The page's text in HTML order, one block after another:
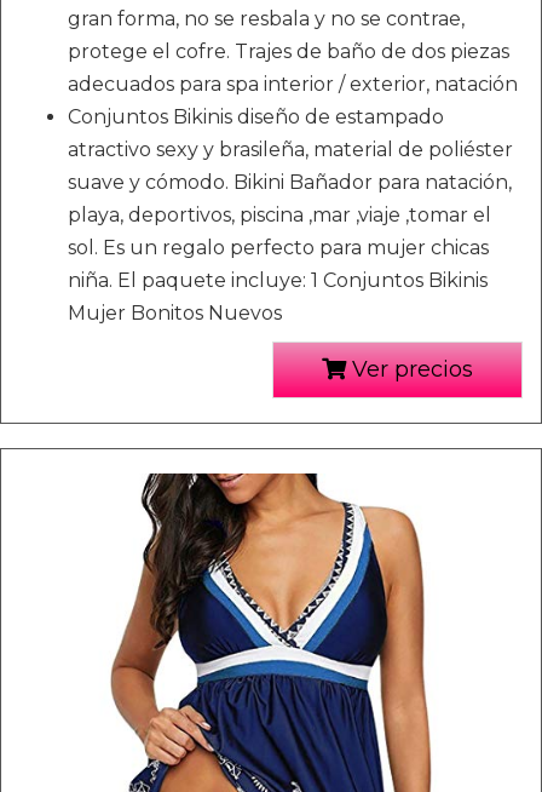
gran forma, no se resbala y no se contrae,
protege el cofre. Trajes de baño de dos piezas
adecuados para spa interior / exterior, natación
Conjuntos Bikinis diseño de estampado
atractivo sexy y brasileña, material de poliéster
suave y cómodo. Bikini Bañador para natación,
playa, deportivos, piscina ,mar ,viaje ,tomar el
sol. Es un regalo perfecto para mujer chicas
niña. El paquete incluye: 1 Conjuntos Bikinis
Mujer Bonitos Nuevos
Ver precios